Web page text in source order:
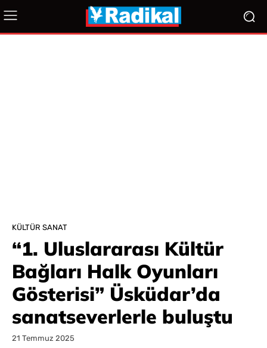
KÜLTÜR SANAT
“1. Uluslararası Kültür
Bağları Halk Oyunları
Gösterisi” Üsküdar’da
sanatseverlerle buluştu
21 Temmuz 2025